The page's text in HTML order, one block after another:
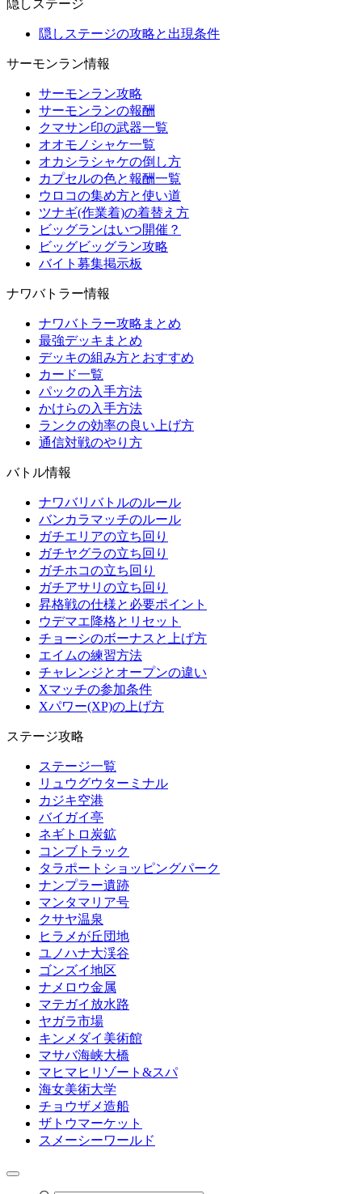
隠しステージ
隠しステージの攻略と出現条件
サーモンラン情報
サーモンラン攻略
サーモンランの報酬
クマサン印の武器一覧
オオモノシャケ一覧
オカシラシャケの倒し方
カプセルの色と報酬一覧
ウロコの集め方と使い道
ツナギ(作業着)の着替え方
ビッグランはいつ開催？
ビッグビッグラン攻略
バイト募集掲示板
ナワバトラー情報
ナワバトラー攻略まとめ
最強デッキまとめ
デッキの組み方とおすすめ
カード一覧
パックの入手方法
かけらの入手方法
ランクの効率の良い上げ方
通信対戦のやり方
バトル情報
ナワバリバトルのルール
バンカラマッチのルール
ガチエリアの立ち回り
ガチヤグラの立ち回り
ガチホコの立ち回り
ガチアサリの立ち回り
昇格戦の仕様と必要ポイント
ウデマエ降格とリセット
チョーシのボーナスと上げ方
エイムの練習方法
チャレンジとオープンの違い
Xマッチの参加条件
Xパワー(XP)の上げ方
ステージ攻略
ステージ一覧
リュウグウターミナル
カジキ空港
バイガイ亭
ネギトロ炭鉱
コンブトラック
タラポートショッピングパーク
ナンプラー遺跡
マンタマリア号
クサヤ温泉
ヒラメが丘団地
ユノハナ大渓谷
ゴンズイ地区
ナメロウ金属
マテガイ放水路
ヤガラ市場
キンメダイ美術館
マサバ海峡大橋
マヒマヒリゾート&スパ
海女美術大学
チョウザメ造船
ザトウマーケット
スメーシーワールド